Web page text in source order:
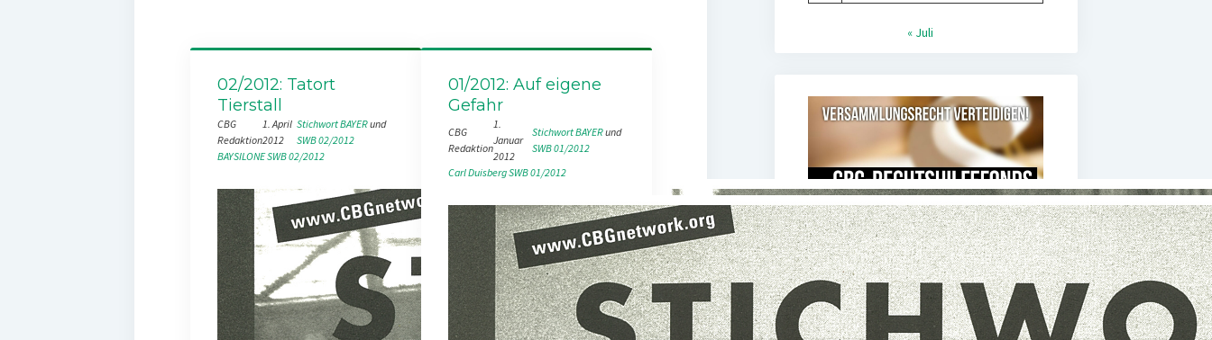
02/2012: Tatort
Tierstall
CBG
Redaktion
1. April
2012
Stichwort BAYER
und
SWB 02/2012
BAYSILONESWB 02/2012
01/2012: Auf eigene
Gefahr
CBG
Redaktion
1.
Januar
2012
Stichwort BAYER
und
SWB 01/2012
Carl DuisbergSWB 01/2012
« Juli